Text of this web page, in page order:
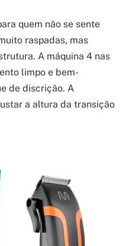
quem não se sente
raspadas, mas
A máquina 4 nas
limpo e bem-
de discrição. A
a altura da transição